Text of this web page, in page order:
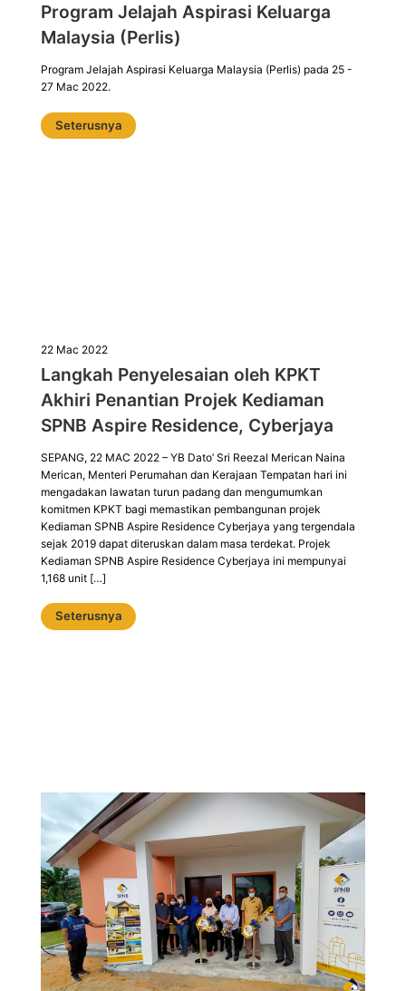
Program Jelajah Aspirasi Keluarga
Malaysia (Perlis)
Program Jelajah Aspirasi Keluarga Malaysia (Perlis) pada 25 -
27 Mac 2022.
Seterusnya
22 Mac 2022
Langkah Penyelesaian oleh KPKT
Akhiri Penantian Projek Kediaman
SPNB Aspire Residence, Cyberjaya
SEPANG, 22 MAC 2022 – YB Dato’ Sri Reezal Merican Naina
Merican, Menteri Perumahan dan Kerajaan Tempatan hari ini
mengadakan lawatan turun padang dan mengumumkan
komitmen KPKT bagi memastikan pembangunan projek
Kediaman SPNB Aspire Residence Cyberjaya yang tergendala
sejak 2019 dapat diteruskan dalam masa terdekat. Projek
Kediaman SPNB Aspire Residence Cyberjaya ini mempunyai
1,168 unit […]
Seterusnya